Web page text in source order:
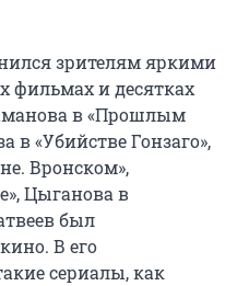
зрителям яркими
фильмах и десятках
в «Прошлым
в «Убийстве Гонзаго»,
Вронском»,
Цыганова в
был
В его
сериалы, как